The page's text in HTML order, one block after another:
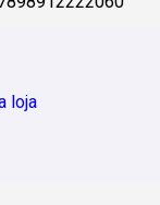
loja